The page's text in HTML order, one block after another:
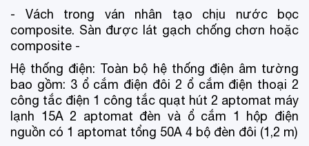
- Vách trong ván nhân tạo chịu nước bọc
composite. Sàn được lát gạch chống chơn hoặc
composite -
Hệ thống điện: Toàn bộ hệ thống điện âm tường
bao gồm: 3 ổ cắm điện đôi 2 ổ cắm điện thoại 2
công tắc điện 1 công tắc quạt hút 2 aptomat máy
lạnh 15A 2 aptomat đèn và ổ cắm 1 hộp điện
nguồn có 1 aptomat tổng 50A 4 bộ đèn đôi (1,2 m)